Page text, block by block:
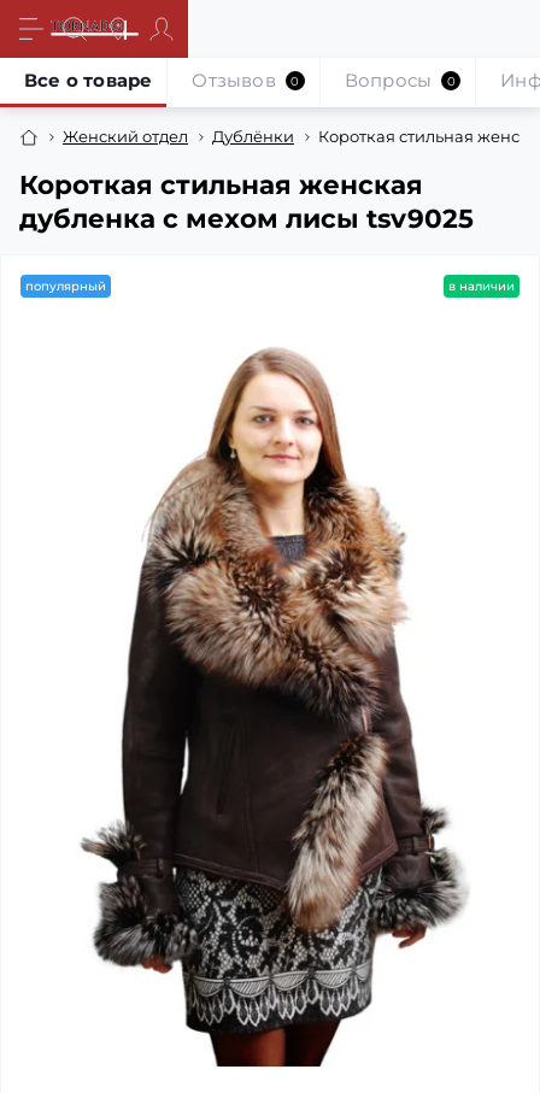
Женский отдел Дублёнки Короткая стильная
Короткая стильная женская
дубленка с мехом лисы tsv9025
Все о товаре Отзывов 0 Вопросы 0
популярный в наличии